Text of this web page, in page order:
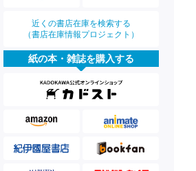
近くの書店在庫を検索する
（書店在庫情報プロジェクト）
紙の本・雑誌を購入する